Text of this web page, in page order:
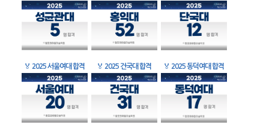
🏅 2025 서울여대 합격 🏅 2025 건국대 합격 🏅 2025 동덕여대 합격